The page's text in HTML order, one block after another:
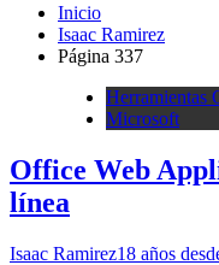
Inicio
Isaac Ramirez
Página 337
Herramientas
Microsoft
Office Web
línea
Isaac Ramirez18 años